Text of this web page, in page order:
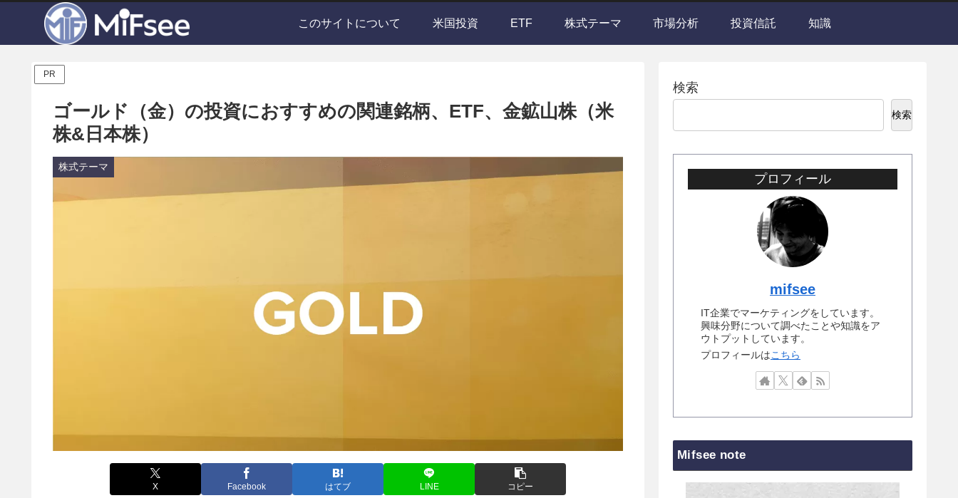
このサイトについて 米国投資 ETF 株式テーマ 市場分析 投資信託 知識
PR
ゴールド（金）の投資におすすめの関連銘柄、ETF、金鉱山株（米
株&日本株）
株式テーマ
X Facebook はてブ LINE コピー
検索
検索
プロフィール
mifsee
IT企業でマーケティングをしています。
興味分野について調べたことや知識をア
ウトプットしています。
プロフィールはこちら
Mifsee note